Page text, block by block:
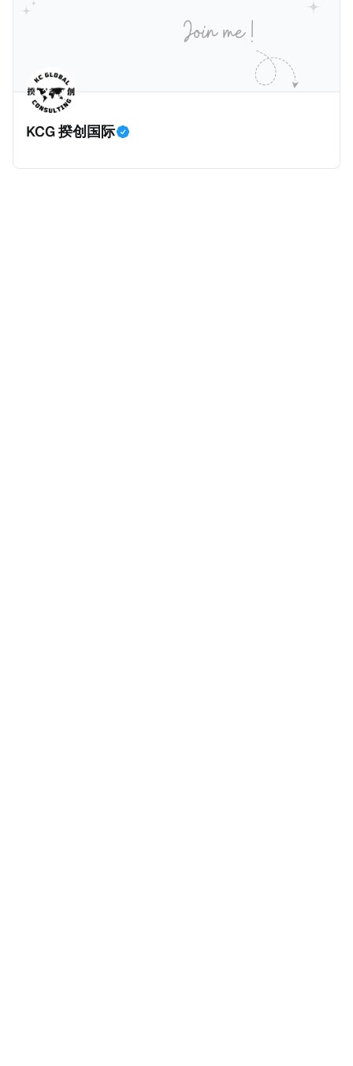
册公司，并提供公司注册证书和注册企业的介绍/支持信
并提供有关投资将如何为印度经济做出贡献的详细计
申请。申请人在印度居住共12年后有资格申请印度公民
身份，包括在申请前连续居住11年，短暂缺席的少数例
外。由于印度不允许双重国籍，申请人必须放弃其原始
包括：申请表、护照、无犯罪证明，以及最后一次进入
危地马拉的证明，且材料必须公证并翻译成西班牙语。
在危地马拉居住至少五年、具备流利西班牙语、对当地
历史文化有认识，就可以入籍成为危地马拉公民。 那
么，危地马拉的税务政策有吸引力吗？我们来看看：
KCG 揆创国际